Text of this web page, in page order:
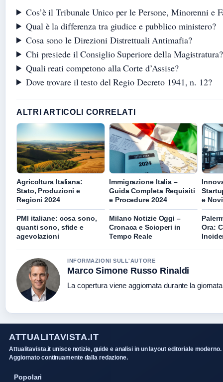
Cos’è il Tribunale Unico per le Persone, Minorenni e
Qual è la differenza tra giudice e pubblico ministero?
Cosa sono le Direzioni Distrettuali Antimafia?
Chi presiede il Consiglio Superiore della Magistratura?
Quali reati competono alla Corte d’Assise?
Dove trovare il testo del Regio Decreto 1941, n. 12?
ALTRI ARTICOLI CORRELATI
Agricoltura Italiana:
Stato, Produzioni e
Regioni 2024
Immigrazione Italia –
Guida Completa Requisiti
e Procedure 2024
e
PMI italiane: cosa sono,
quanti sono, sfide e
agevolazioni
Milano Notizie Oggi –
Cronaca e Scioperi in
Tempo Reale
Ora:
INFORMAZIONI SULL'AUTORE
Marco Simone Russo Rinaldi
La copertura viene aggiornata durante la
ATTUALITAVISTA.IT
Attualitavista.it unisce notizie, guide e analisi in un layout editoriale moderno.
Aggiornato continuamente dalla redazione.
Popolari